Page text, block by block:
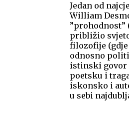
Jedan od
William
”prohodnost”
približio
filozofije
odnosno
istinski govor
poetsku i
iskonsko i
u sebi